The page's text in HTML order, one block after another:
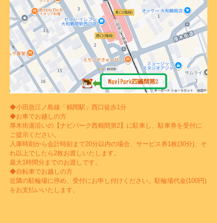
◆小田急江ノ島線「鶴間駅」西口徒歩1分
◆お車でお越しの方
厚木街道沿いの【ナビパーク西鶴間第2】に駐車し、駐車券を受付に
ご提示ください。
入庫時刻から会計時刻まで20分以内の場合、サービス券1枚(30分)、そ
れ以上でしたら2枚お渡しいたします。
最大1時間分までのお渡しです。
◆自転車でお越しの方
近隣の駐輪場に停め、受付にお申し付けください。駐輪場代金(100円)
をお支払いいたします。